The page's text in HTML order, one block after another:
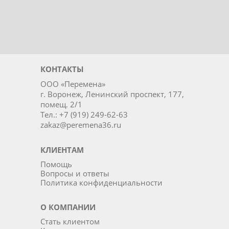
КОНТАКТЫ
ООО «Перемена»
г. Воронеж, Ленинский проспект, 177,
помещ. 2/1
Тел.: +7 (919) 249-62-63
zakaz@peremena36.ru
КЛИЕНТАМ
Помощь
Вопросы и ответы
Политика конфиденциальности
О КОМПАНИИ
Стать клиентом